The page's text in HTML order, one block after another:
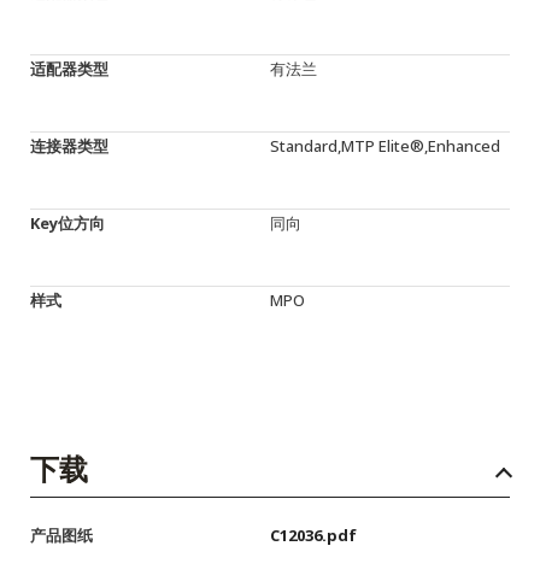
适配器类型 有法兰
连接器类型 Standard,MTP Elite®,Enhanced
Key位方向 同向
样式 MPO
下载
产品图纸 C12036.pdf